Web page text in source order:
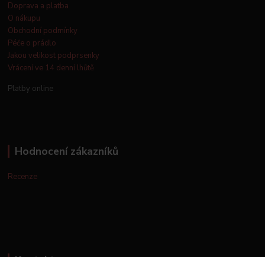
Doprava a platba
O nákupu
Obchodní podmínky
Péče o prádlo
Jakou velikost podprsenky
Vrácení ve 14 denní lhůtě
Platby online
Hodnocení zákazníků
Recenze